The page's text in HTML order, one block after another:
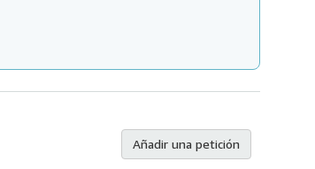
Añadir una petición